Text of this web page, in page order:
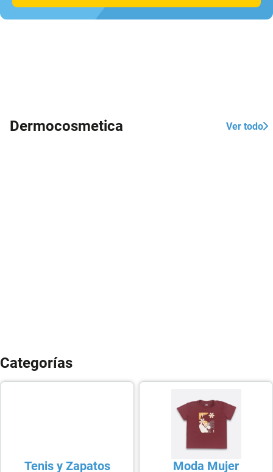
Dermocosmetica Ver todo
Categorías
Tenis y Zapatos Moda Mujer